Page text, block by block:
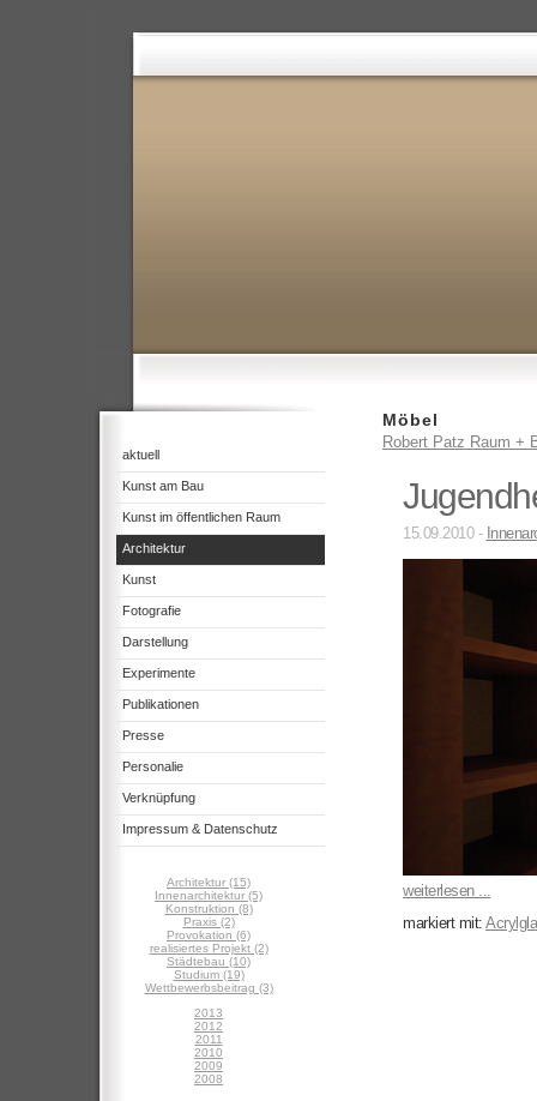
aktuell
Kunst am Bau
Kunst im öffentlichen Raum
Architektur
Kunst
Fotografie
Darstellung
Experimente
Publikationen
Presse
Personalie
Verknüpfung
Impressum & Datenschutz
Architektur (15)
Innenarchitektur (5)
Konstruktion (8)
Praxis (2)
Provokation (6)
realisiertes Projekt (2)
Städtebau (10)
Studium (19)
Wettbewerbsbeitrag (3)
2013
2012
2011
2010
2009
2008
Möbel
Robert Patz Raum +
15.09.2010 -
weiterlesen ...
markiert mit: